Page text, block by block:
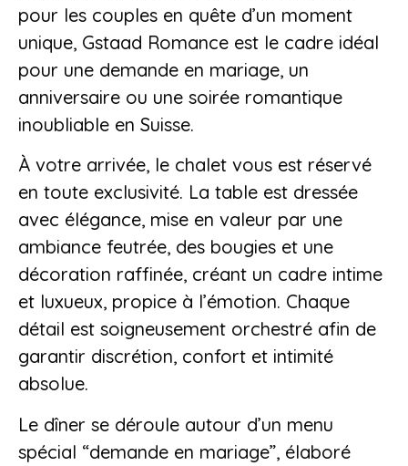
pour les couples en quête d’un moment
unique, Gstaad Romance est le cadre idéal
pour une demande en mariage, un
anniversaire ou une soirée romantique
inoubliable en Suisse.
À votre arrivée, le chalet vous est réservé
en toute exclusivité. La table est dressée
avec élégance, mise en valeur par une
ambiance feutrée, des bougies et une
décoration raffinée, créant un cadre intime
et luxueux, propice à l’émotion. Chaque
détail est soigneusement orchestré afin de
garantir discrétion, confort et intimité
absolue.
Le dîner se déroule autour d’un menu
spécial “demande en mariage”, élaboré